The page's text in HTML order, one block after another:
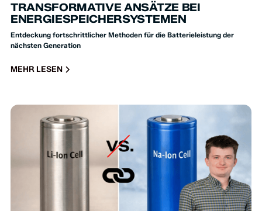
TRANSFORMATIVE ANSÄTZE BEI
ENERGIESPEICHERSYSTEMEN
Entdeckung fortschrittlicher Methoden für die Batterieleistung der
nächsten Generation
MEHR LESEN